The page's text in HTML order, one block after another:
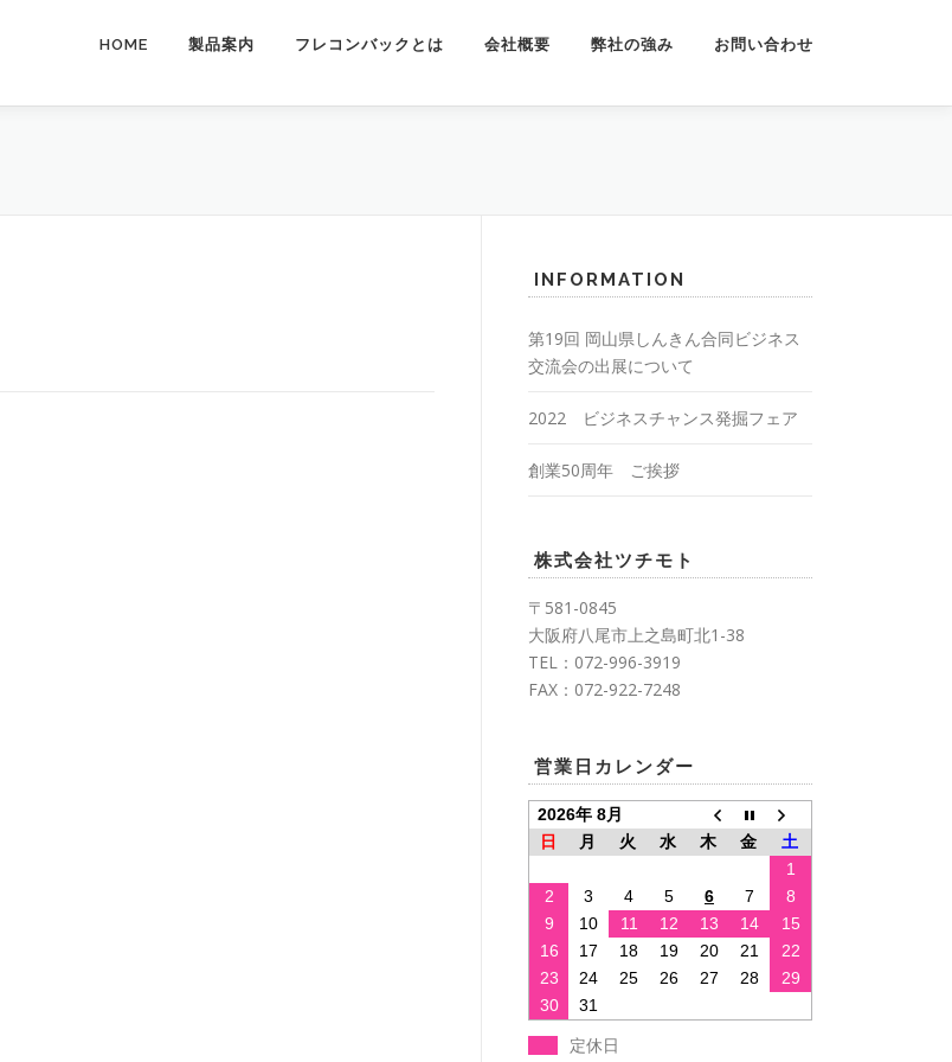
HOME 製品案内 フレコンバックとは 会社概要 弊社の強み お問い合わせ
INFORMATION
第19回 岡山県しんきん合同ビジネス
交流会の出展について
2022 ビジネスチャンス発掘フェア
創業50周年 ご挨拶
株式会社ツチモト
〒581-0845
大阪府八尾市上之島町北1-38
TEL：072-996-3919
FAX：072-922-7248
営業日カレンダー
2026年 8月
日
月 火 水 木 金
土
1
2
3 4 5 6 7
8
9
10 11 12 13 14
15
16
17 18 19 20 21
22
23
24 25 26 27 28
29
30
31
定休日